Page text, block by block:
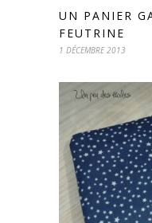
UN PANIER
FEUTRINE
1 DÉCEMBRE 2013